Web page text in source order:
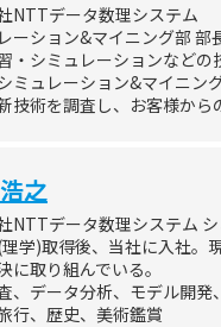
NTTデータ数理システム
ーション&マイニング部 部
・シミュレーションなど
ミュレーション&マイニン
技術を調査し、お客様から
之
NTTデータ数理システム
学)取得後、当社に入社。
に取り組んでいる。
、データ分析、モデル開発
行、歴史、美術鑑賞